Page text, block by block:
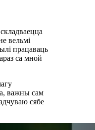
вельмі
працаваць
са мной
важны сам
сябе